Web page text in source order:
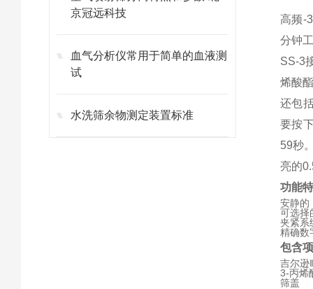
京冠远科技
血气分析仪常用于简单的血液测
试
水洗筛余物测定装置标准
高频-
分钟
SS-3
烯酸
还包
要按
59秒
亮的
功能
安静的
可选择
夹紧系
精确数
包含
吉尔逊
3-丙烯
筛盖